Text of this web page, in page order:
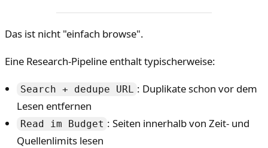
Das ist nicht "einfach browse".
Eine Research-Pipeline enthalt typischerweise:
Search + dedupe URL
: Duplikate schon vor dem
Lesen entfernen
Read im Budget : Seiten innerhalb von Zeit- und
Quellenlimits lesen